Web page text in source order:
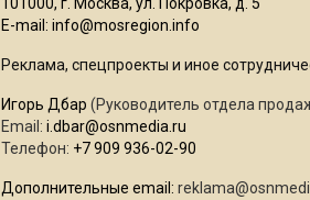
E-mail: info@mosregion.info
Реклама, спецпроекты и иное
Игорь Дбар (Руководитель отдела
Email: i.dbar@osnmedia.ru
Телефон: +7 909 936-02-90
Дополнительные email: